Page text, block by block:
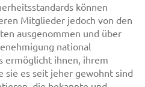
können
Mitglieder jedoch von den
ausgenommen und über
national
ermöglicht ihnen, ihrem
sie es seit jeher gewohnt sind